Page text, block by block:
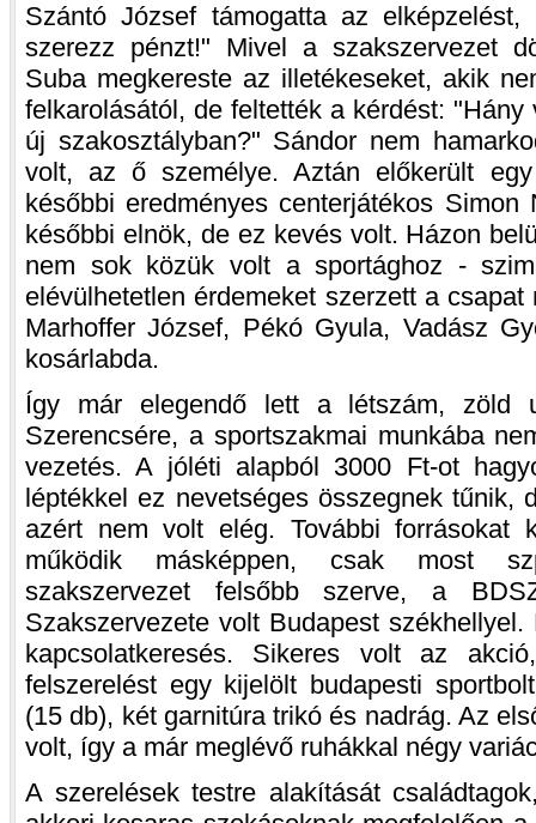
Szántó József támogatta az
szerezz pénzt!" Mivel a szakszervezet
Suba megkereste az illetékeseket, akik
felkarolásától, de feltették a kérdést:
új szakosztályban?" Sándor nem
volt, az ő személye. Aztán előkerült
későbbi eredményes centerjátékos
későbbi elnök, de ez kevés volt. Házon
nem sok közük volt a sportághoz -
elévülhetetlen érdemeket szerzett a
Marhoffer József, Pékó Gyula, Vadász
kosárlabda.
Így már elegendő lett a létszám, zöld
Szerencsére, a sportszakmai munkába
vezetés. A jóléti alapból 3000 Ft-ot
léptékkel ez nevetséges összegnek tűnik,
azért nem volt elég. További forrásokat
működik másképpen, csak most
szakszervezet felsőbb szerve, a
Szakszervezete volt Budapest
kapcsolatkeresés. Sikeres volt az
felszerelést egy kijelölt budapesti
(15 db), két garnitúra trikó és nadrág. Az
volt, így a már meglévő ruhákkal négy
A szerelések testre alakítását